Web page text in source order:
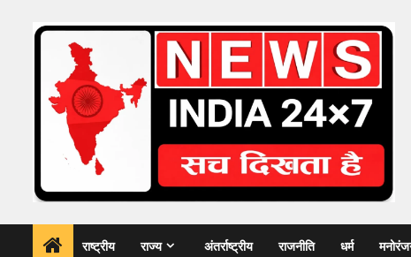
राष्ट्रीय राज्य अंतर्राष्ट्रीय राजनीति धर्म